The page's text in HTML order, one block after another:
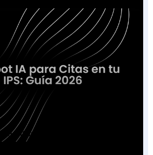
Citas en tu IPS: Guía 2026